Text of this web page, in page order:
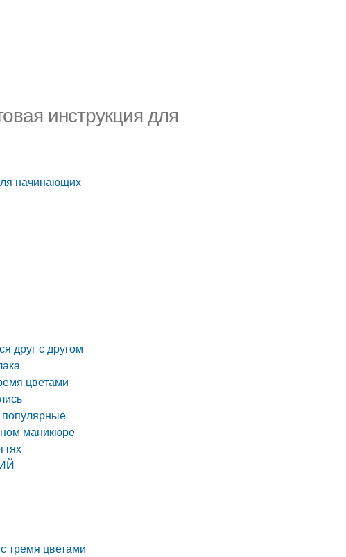
инструкция для
начинающих
друг с другом
цветами
маникюре
тремя цветами